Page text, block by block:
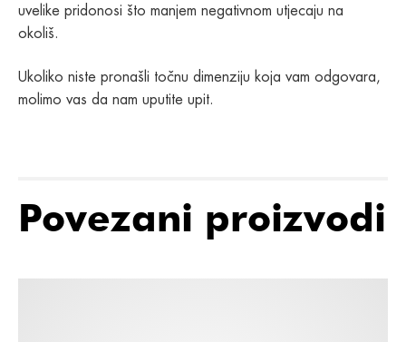
uvelike pridonosi što manjem negativnom utjecaju na
okoliš.
Ukoliko niste pronašli točnu dimenziju koja vam odgovara,
molimo vas da nam uputite upit.
Povezani proizvodi